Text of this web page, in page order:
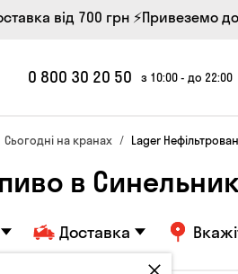
від 700 грн ⚡Привеземо
0 800 30 20 50 з 10:00 - до 22:00
Сьогодні на кранах Lager
в
Доставка